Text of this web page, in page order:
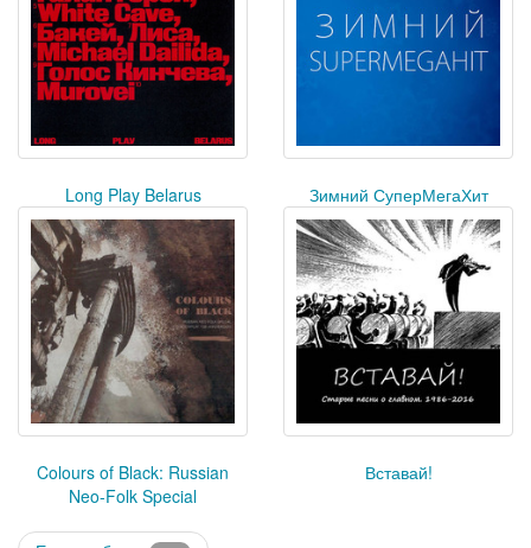
Long Play Belarus Зимний СуперМегаХит
Colours of Black: Russian
Neo-Folk Special
Вставай!